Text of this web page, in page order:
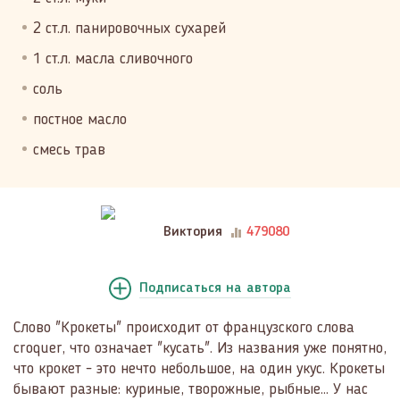
2 ст.л. панировочных сухарей
1 ст.л. масла сливочного
соль
постное масло
смесь трав
Виктория 479080
Подписаться на автора
Слово "Крокеты" происходит от французского слова
croquer, что означает "кусать". Из названия уже понятно,
что крокет - это нечто небольшое, на один укус. Крокеты
бывают разные: куриные, творожные, рыбные... У нас